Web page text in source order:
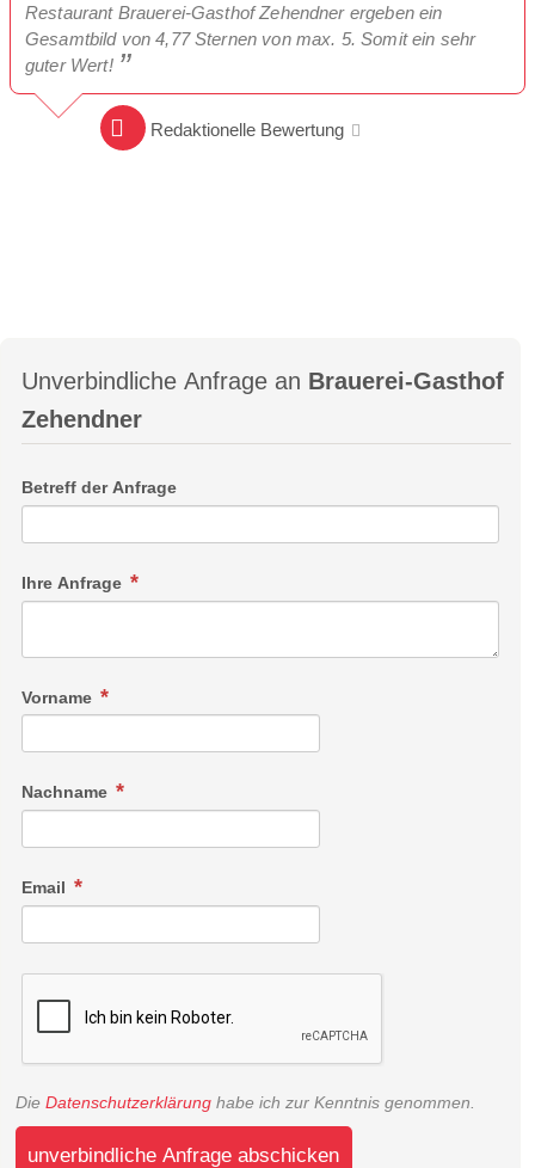
Restaurant Brauerei-Gasthof Zehendner ergeben ein
Gesamtbild von 4,77 Sternen von max. 5. Somit ein sehr
guter Wert!
Redaktionelle Bewertung
Unverbindliche Anfrage an Brauerei-Gasthof
Zehendner
Betreff der Anfrage
Ihre Anfrage
Vorname
Nachname
Email
Die Datenschutzerklärung habe ich zur Kenntnis genommen.
unverbindliche Anfrage abschicken